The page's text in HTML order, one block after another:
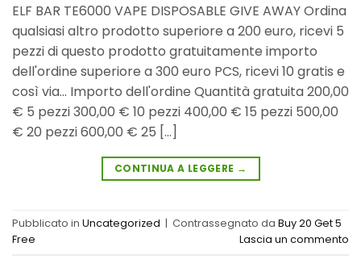
ELF BAR TE6000 VAPE DISPOSABLE GIVE AWAY Ordina
qualsiasi altro prodotto superiore a 200 euro, ricevi 5
pezzi di questo prodotto gratuitamente importo
dell'ordine superiore a 300 euro PCS, ricevi 10 gratis e
così via... Importo dell'ordine Quantità gratuita 200,00
€ 5 pezzi 300,00 € 10 pezzi 400,00 € 15 pezzi 500,00
€ 20 pezzi 600,00 € 25 [...]
CONTINUA A LEGGERE →
Pubblicato in Uncategorized | Contrassegnato da Buy 20 Get 5
Free
Lascia un commento